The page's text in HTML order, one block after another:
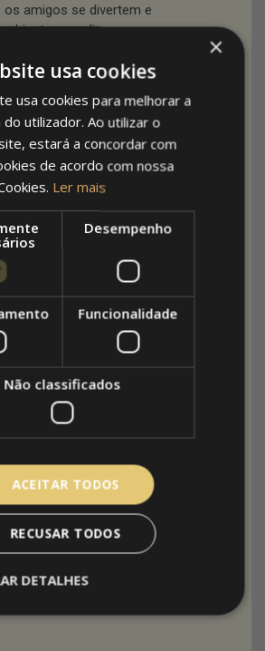
os amigos se divertem e
ao ar livre e
Ouvem-se os adultos a
melhorar ainda mais a sua
ficaria lá bem um chão em
se seria uma boa solução neste
ao assunto.
para fazer sombra e deixar
mais o espaço envolvente? Ou
almoçar ou lanchar na beira
não nos repetirmos
opções que tem, sugiro a
fiz há algum tempo.
para fazer sombra
para tornar a sua
agradável. Na Arquitetoldos
a encontrar a melhor solução,
758 190) ouenvie pedido de
×
usa cookies
usa cookies para melhorar a
do utilizador. Ao utilizar o
estará a concordar com
de acordo com nossa
Ler mais
Desempenho
Funcionalidade
Não classificados
ACEITAR TODOS
RECUSAR TODOS
DETALHES